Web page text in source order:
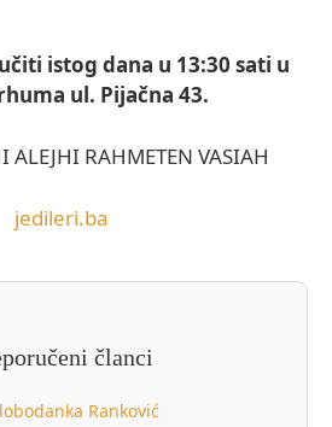
istog dana u 13:30 sati u
ul. Pijačna 43.
ALEJHI RAHMETEN VASIAH
jedileri.ba
članci
Ranković